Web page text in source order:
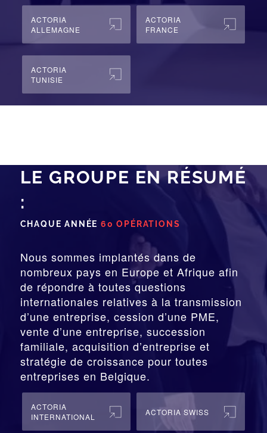
ACTORIA
ALLEMAGNE
ACTORIA
FRANCE
ACTORIA
TUNISIE
LE GROUPE EN RÉSUMÉ
:
CHAQUE ANNÉE 60 OPÉRATIONS
Nous sommes implantés dans de
nombreux pays en Europe et Afrique afin
de répondre à toutes questions
internationales relatives à la transmission
d’une entreprise, cession d’une PME,
vente d’une entreprise, succession
familiale, acquisition d’entreprise et
stratégie de croissance pour toutes
entreprises en Belgique.
ACTORIA
INTERNATIONAL
ACTORIA SWISS